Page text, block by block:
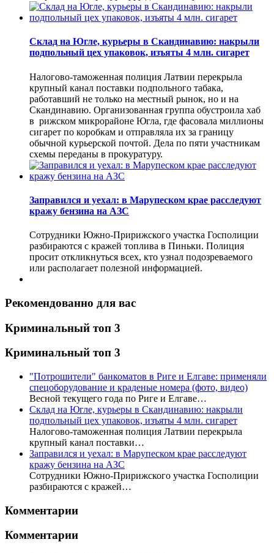
Склад на Югле, курьеры в Скандинавию: накрыли
подпольный цех упаковок, изъяты 4 млн. сигарет
Налогово-таможенная полиция Латвии перекрыла
крупный канал поставки подпольного табака,
работавший не только на местный рынок, но и на
Скандинавию. Организованная группа обустроила хаб
в рижском микрорайоне Югла, где фасовала миллионы
сигарет по коробкам и отправляла их за границу
обычной курьерской почтой. Дела по пяти участникам
схемы переданы в прокуратуру.
Заправился и уехал: в Марупеском крае расследуют
кражу бензина на АЗС
Сотрудники Южно-Пририжского участка Госполиции
разбираются с кражей топлива в Пиньки. Полиция
просит откликнуться всех, кто узнал подозреваемого
или располагает полезной информацией.
Рекомендованно для вас
Криминальный топ 3
Криминальный топ 3
"Потрошители" банкоматов в Риге и Елгаве: применяли
спецоборудование и краденые номера (фото, видео)
Весной текущего года по Риге и Елгаве…
Склад на Югле, курьеры в Скандинавию: накрыли
подпольный цех упаковок, изъяты 4 млн. сигарет
Налогово-таможенная полиция Латвии перекрыла
крупный канал поставки…
Заправился и уехал: в Марупеском крае расследуют
кражу бензина на АЗС
Сотрудники Южно-Пририжского участка Госполиции
разбираются с кражей…
Комментарии
Комментарии